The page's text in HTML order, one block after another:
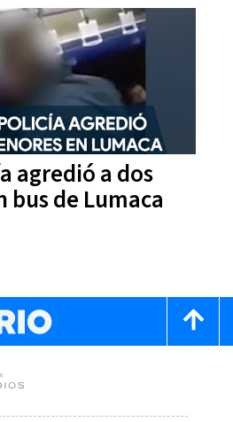
agredió a dos
bus de Lumaca